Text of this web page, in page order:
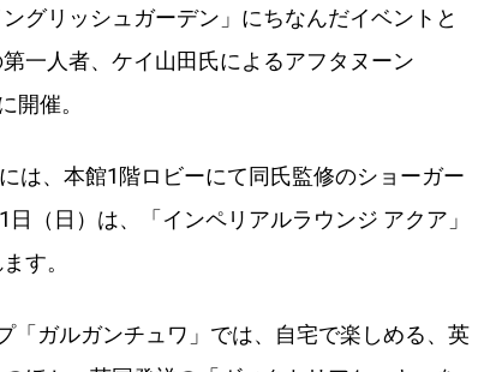
グリッシュガーデン」にちなんだイベントと
一人者、ケイ山田氏によるアフタヌーン
催。
は、本館1階ロビーにて同氏監修のショーガー
（日）は、「インペリアルラウンジ アクア」
す。
「ガルガンチュワ」では、自宅で楽しめる、英